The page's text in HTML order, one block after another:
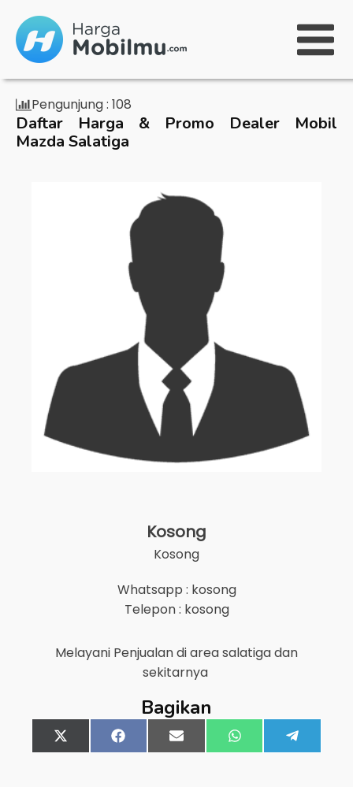
Pengunjung : 108
Daftar Harga & Promo Dealer Mobil
Mazda Salatiga
Kosong
Kosong
Whatsapp : kosong
Telepon : kosong
Melayani Penjualan di areasalatigadan
sekitarnya
Bagikan
Share
on
X
(Twitter)
Share
on
FacebookShare
on
Email Share
on
WhatsApp
on